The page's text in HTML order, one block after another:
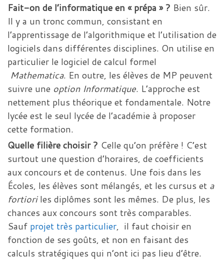
Fait-on de l’informatique en « prépa » ? Bien sûr.
Il y a un tronc commun, consistant en
l’apprentissage de l’algorithmique et l’utilisation de
logiciels dans différentes disciplines. On utilise en
particulier le logiciel de calcul formel
Mathematica. En outre, les élèves de MP peuvent
suivre une option Informatique. L’approche est
nettement plus théorique et fondamentale. Notre
lycée est le seul lycée de l’académie à proposer
cette formation.
Quelle filière choisir ? Celle qu’on préfère ! C’est
surtout une question d’horaires, de coefficients
aux concours et de contenus. Une fois dans les
Écoles, les élèves sont mélangés, et les cursus et a
fortioriles diplômes sont les mêmes. De plus, les
chances aux concours sont très comparables.
Sauf projet très particulier, il faut choisir en
fonction de ses goûts, et non en faisant des
calculs stratégiques qui n’ont ici pas lieu d’être.